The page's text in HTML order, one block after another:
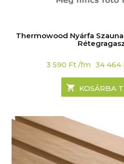
Thermowood Nyárfa
3 590 Ft /fm 34 464
KOSÁRBA